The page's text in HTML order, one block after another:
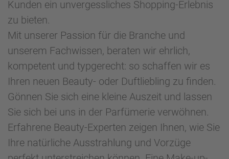
Kunden ein unvergessliches Shopping-Erlebnis
zu bieten.
Mit unserer Passion für die Branche und
unserem Fachwissen, beraten wir ehrlich,
kompetent und typgerecht: so schaffen wir es
Ihren neuen Beauty- oder Duftliebling zu finden.
Gönnen Sie sich eine kleine Auszeit und lassen
Sie sich bei uns in der Parfümerie verwöhnen.
Erfahrene Beauty-Experten zeigen Ihnen, wie Sie
Ihre natürliche Ausstrahlung und Vorzüge